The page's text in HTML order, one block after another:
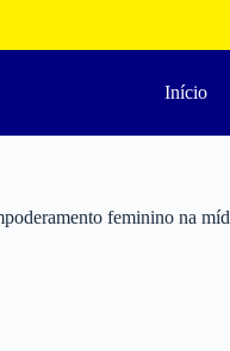
Início
feminino na